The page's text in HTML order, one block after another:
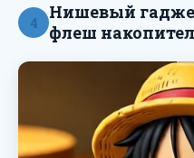
4
Нишевый
флеш